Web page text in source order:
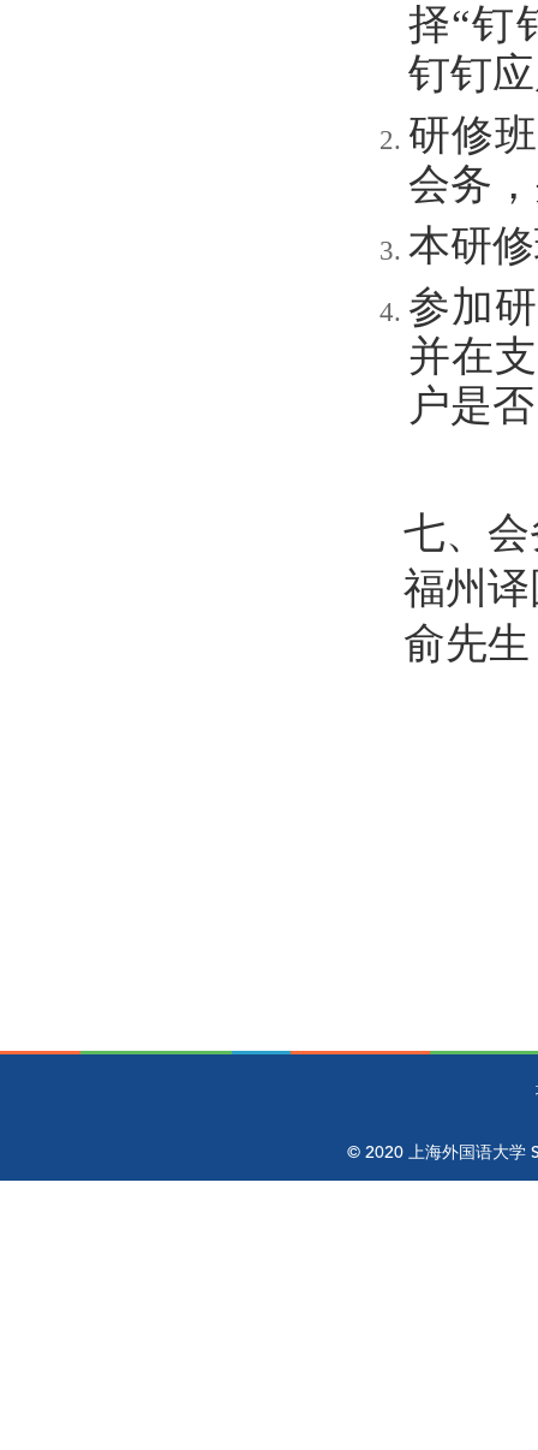
择“钉
钉钉
研修
会务
本研
参加
并在
户是
七、会
福州译
俞先生
© 2020 上海外国语大学